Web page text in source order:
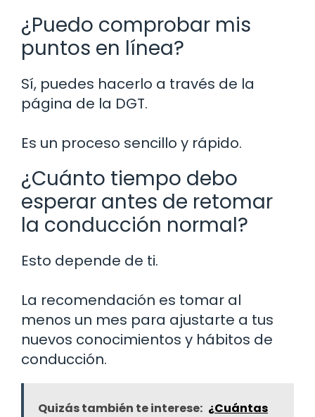
¿Puedo comprobar mis
puntos en línea?
Sí, puedes hacerlo a través de la
página de la DGT.
Es un proceso sencillo y rápido.
¿Cuánto tiempo debo
esperar antes de retomar
la conducción normal?
Esto depende de ti.
La recomendación es tomar al
menos un mes para ajustarte a tus
nuevos conocimientos y hábitos de
conducción.
Quizás también te interese: ¿Cuántas